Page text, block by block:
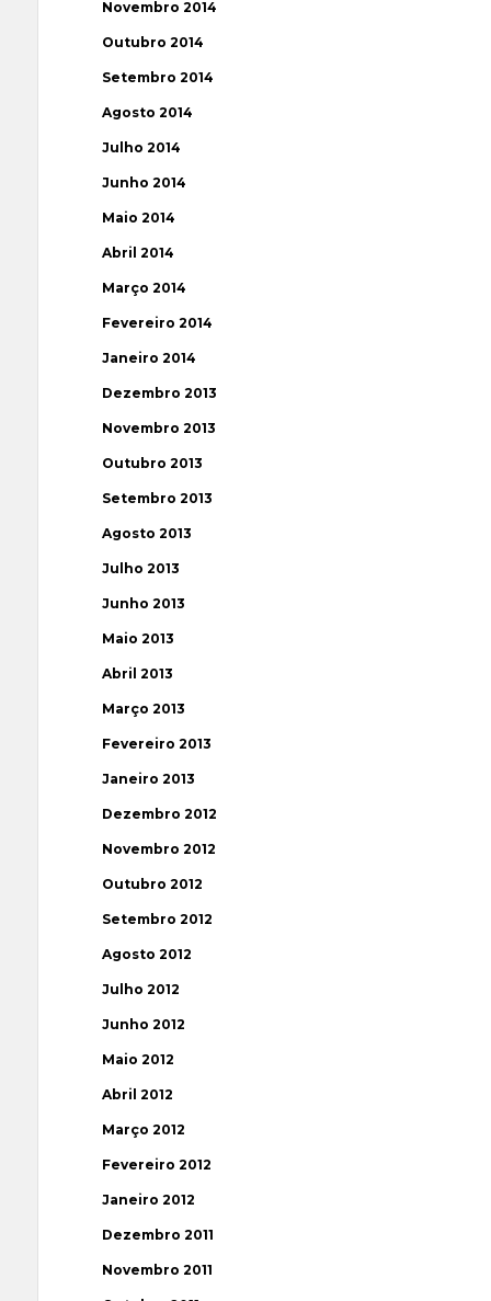
Novembro 2014
Outubro 2014
Setembro 2014
Agosto 2014
Julho 2014
Junho 2014
Maio 2014
Abril 2014
Março 2014
Fevereiro 2014
Janeiro 2014
Dezembro 2013
Novembro 2013
Outubro 2013
Setembro 2013
Agosto 2013
Julho 2013
Junho 2013
Maio 2013
Abril 2013
Março 2013
Fevereiro 2013
Janeiro 2013
Dezembro 2012
Novembro 2012
Outubro 2012
Setembro 2012
Agosto 2012
Julho 2012
Junho 2012
Maio 2012
Abril 2012
Março 2012
Fevereiro 2012
Janeiro 2012
Dezembro 2011
Novembro 2011